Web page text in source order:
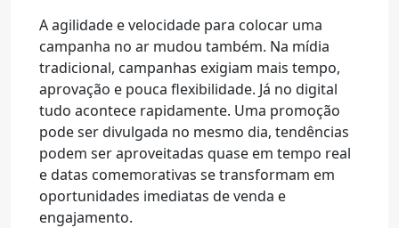
A agilidade e velocidade para colocar uma
campanha no ar mudou também. Na mídia
tradicional, campanhas exigiam mais tempo,
aprovação e pouca flexibilidade. Já no digital
tudo acontece rapidamente. Uma promoção
pode ser divulgada no mesmo dia, tendências
podem ser aproveitadas quase em tempo real
e datas comemorativas se transformam em
oportunidades imediatas de venda e
engajamento.